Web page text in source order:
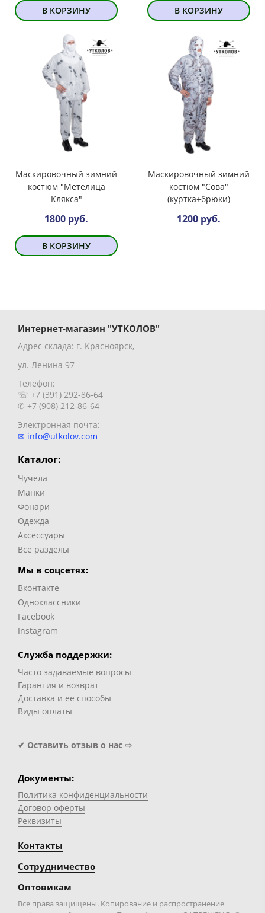
В КОРЗИНУ В КОРЗИНУ
Маскировочный зимний
костюм "Метелица
Клякса"
1800 руб.
В КОРЗИНУ
Маскировочный зимний
костюм "Сова"
(куртка+брюки)
1200 руб.
Интернет-магазин "УТКОЛОВ"
Адрес склада: г. Красноярск,
ул. Ленина 97
Телефон:
☏ +7 (391) 292-86-64
✆ +7 (908) 212-86-64
Электронная почта:
✉ info@utkolov.com
Каталог:
Чучела
Манки
Фонари
Одежда
Аксессуары
Все разделы
Мы в соцсетях:
Вконтакте
Одноклассники
Facebook
Instagram
Служба поддержки:
Часто задаваемые вопросы
Гарантия и возврат
Доставка и ее способы
Виды оплаты
✔ Оставить отзыв о нас ⇨
Документы:
Политика конфиденциальности
Договор оферты
Реквизиты
Контакты
Сотрудничество
Оптовикам
Все права защищены. Копирование и распространение